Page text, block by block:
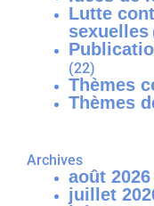
Lutte
sexuelles
(22)
Thèmes
Thèmes
Archives
août 2026
juillet